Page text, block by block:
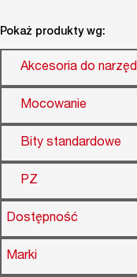
Pokaż produkty wg:
Akcesoria do
Mocowanie
Bity standardowe
PZ
Dostępność
Marki